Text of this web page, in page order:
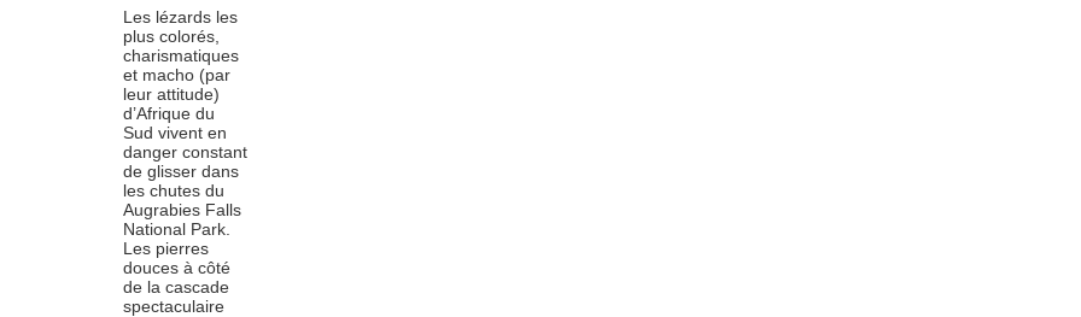
Les lézards les
plus colorés,
charismatiques
et macho (par
leur attitude)
d’Afrique du
Sud vivent en
danger constant
de glisser dans
les chutes du
Augrabies Falls
National Park.
Les pierres
douces à côté
de la cascade
spectaculaire